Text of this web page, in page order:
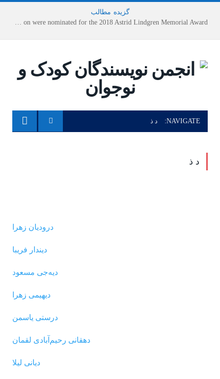
گزیده مطالب
NAVIGATE: د ذ
د ذ
درودیان زهرا
دیندار فریبا
دیه‌جی مسعود
دیهیمی زهرا
درستی یاسمن
دهقانی رحیم‌آبادی لقمان
دیانی لیلا